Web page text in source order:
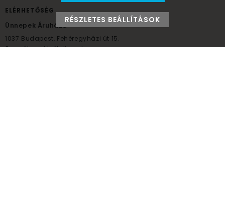
ELÉRHETŐSÉG
Ünnepek Áruháza
1037 Budapest, Fehéregyházi út 15.
Személyes átvételi pont
RÉSZLETES BEÁLLÍTÁSOK